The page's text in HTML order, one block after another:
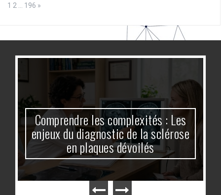
Page:
1 2 196 Next
»
Comprendre les complexités : Les
enjeux du diagnostic de la sclérose
en plaques dévoilés